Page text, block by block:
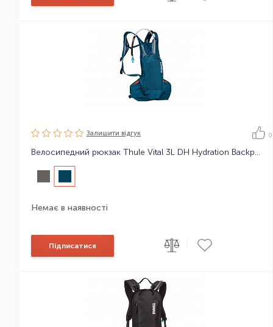
Залишити вiдгук 0
Велосипедний рюкзак Thule Vital 3L DH Hydration Backpack
Немає в наявності
Підписатися